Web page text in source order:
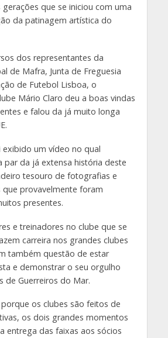
gerações que se iniciou com uma
da patinagem artística do
dos representantes da
de Mafra, Junta de Freguesia
de Futebol Lisboa, o
Mário Claro deu a boas vindas
e falou da já muito longa
um vídeo no qual
par da já extensa história deste
tesouro de fotografias e
provavelmente foram
presentes.
e treinadores no clube que se
carreira nos grandes clubes
também questão de estar
e demonstrar o seu orgulho
de Guerreiros do Mar.
os clubes são feitos de
os dois grandes momentos
entrega das faixas aos sócios